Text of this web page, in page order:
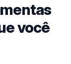
você